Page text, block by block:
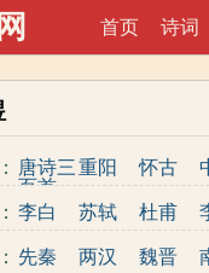
首页 诗词
唐诗三
百首
重阳 怀古
战争
友情
李白 苏轼 杜甫
秦观
王勃 晏殊
先秦 两汉 魏晋